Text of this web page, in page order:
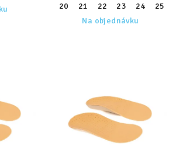
20 21 22 23 24 25
Na objednávku